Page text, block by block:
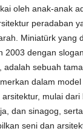
oleh anak-anak
peradaban
Miniatürk yang
2003 dengan
adalah sebuah
dalam
mulai dari
dan sinagog,
seni dan